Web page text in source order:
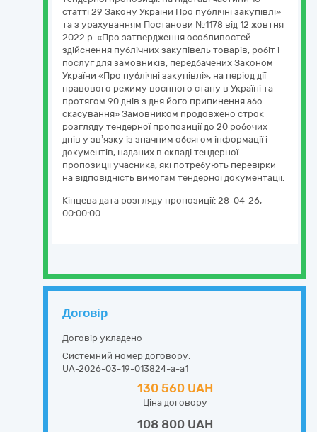
статті 29 Закону України Про публічні закупівлі»
та з урахуванням Постанови №1178 від 12 жовтня
2022 р. «Про затвердження особливостей
здійснення публічних закупівель товарів, робіт і
послуг для замовників, передбачених Законом
України «Про публічні закупівлі», на період дії
правового режиму воєнного стану в Україні та
протягом 90 днів з дня його припинення або
скасування» Замовником продовжено строк
розгляду тендерної пропозиції до 20 робочих
днів у зв’язку із значним обсягом інформації і
документів, наданих в складі тендерної
пропозиції учасника, які потребують перевірки
на відповідність вимогам тендерної документації.
Кінцева дата розгляду пропозиції: 28-04-26,
00:00:00
Договір
Договір укладено
Системний номер договору:
UA-2026-03-19-013824-a-a1
130 560 UAH
Ціна договору
108 800 UAH